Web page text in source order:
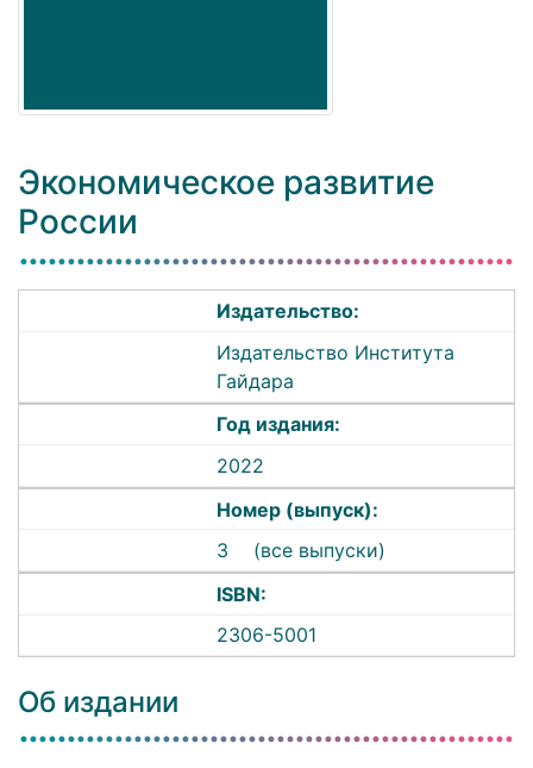
Экономическое развитие
России
Издательство:
Издательство Института
Гайдара
Год издания:
2022
Номер (выпуск):
3
(все выпуски)
ISBN:
2306-5001
Об издании